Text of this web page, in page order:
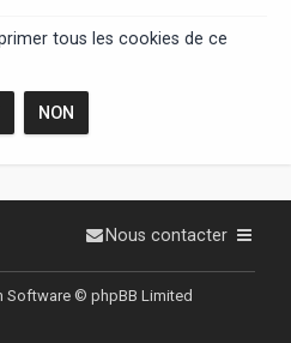
tous les cookies de ce
Nous contacter
Software © phpBB Limited